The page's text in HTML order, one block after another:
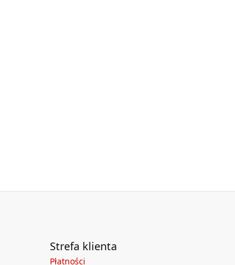
Strefa klienta
Płatności